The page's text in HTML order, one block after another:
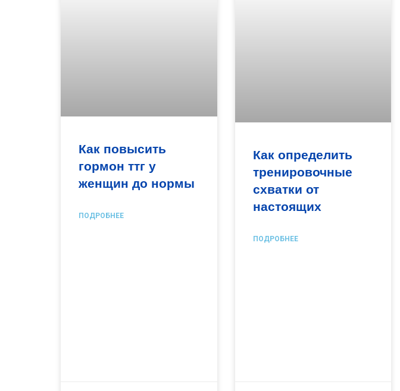
Как повысить
гормон ттг у
женщин до нормы
ПОДРОБНЕЕ
Как определить
тренировочные
схватки от
настоящих
ПОДРОБНЕЕ